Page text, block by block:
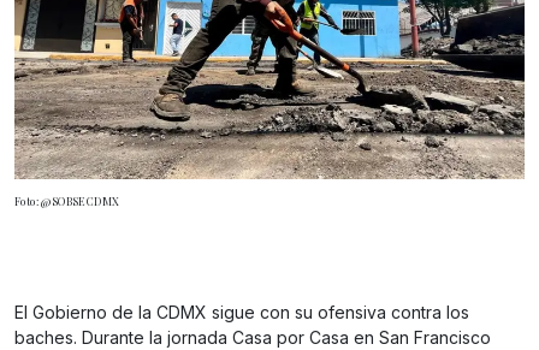
Foto: @SOBSECDMX
El Gobierno de la CDMX sigue con su ofensiva contra los
baches. Durante la jornada Casa por Casa en San Francisco